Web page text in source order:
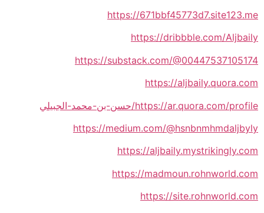
https://671bbf45773d7.site123.me
https://dribbble.com/Aljbaily
https://substack.com/@00447537105174
https://aljbaily.quora.com
https://ar.quora.com/profile/حسن-بن-محمد-الجبيلي
https://medium.com/@hsnbnmhmdaljbyly
https://aljbaily.mystrikingly.com
https://madmoun.rohnworld.com
https://site.rohnworld.com